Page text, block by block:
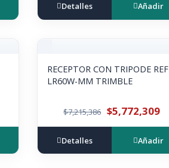
Detalles Añadir
RECEPTOR CON TRIPODE REF
LR60W-MM TRIMBLE
$7,215,386 $5,772,309
Detalles Añadir